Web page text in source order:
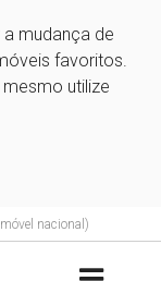
mudança de
favoritos.
utilize
nacional)